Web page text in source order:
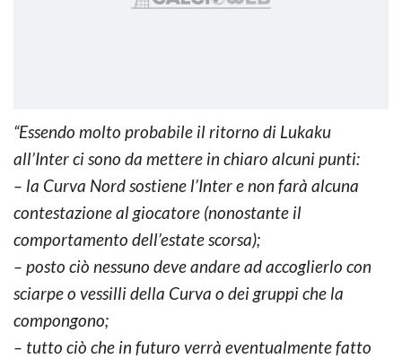
“Essendo molto probabile il ritorno di Lukaku
all’Inter ci sono da mettere in chiaro alcuni punti:
– la Curva Nord sostiene l’Inter e non farà alcuna
contestazione al giocatore (nonostante il
comportamento dell’estate scorsa);
– posto ciò nessuno deve andare ad accoglierlo con
sciarpe o vessilli della Curva o dei gruppi che la
compongono;
– tutto ciò che in futuro verrà eventualmente fatto